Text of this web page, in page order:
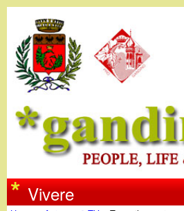
wVivere